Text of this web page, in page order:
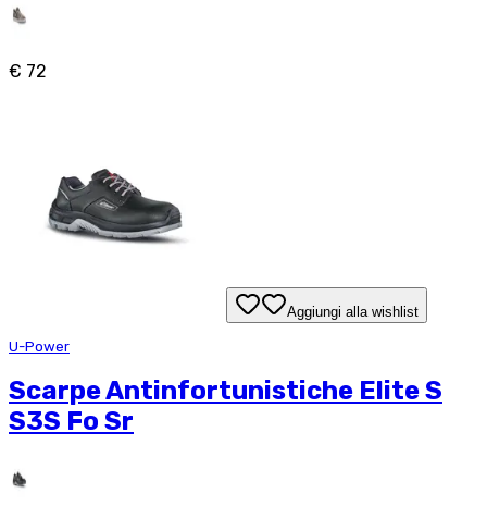
€ 72
Aggiungi alla wishlist
U-Power
Scarpe Antinfortunistiche Elite S
S3S Fo Sr